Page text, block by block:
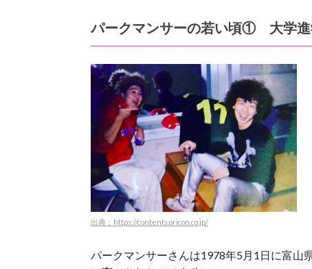
パークマンサーの若い頃① 大学進
出典：https://contents.oricon.co.jp/
パークマンサーさんは1978年5月1日に富山